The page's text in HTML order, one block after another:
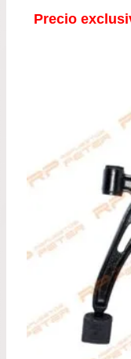
Precio